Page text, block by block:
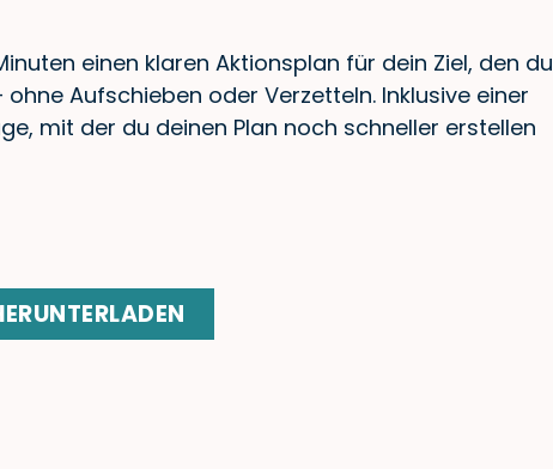
einen klaren Aktionsplan für dein Ziel, den du
Aufschieben oder Verzetteln. Inklusive einer
mit der du deinen Plan noch schneller erstellen